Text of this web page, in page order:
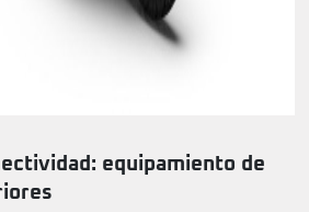
equipamiento de